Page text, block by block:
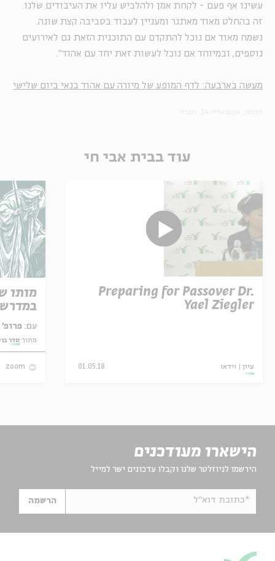
עשינו אף פעם - לקחת אמן ולהלביש עליו את העיבודים שלנו.
זה בהחלט מאוד מאתגר ומעניין לעבוד בסביבה קצת שונה.
נשמח מאוד אם נוכל להתקדם עם התוכנית הזאת גם לאירועים
נוספים, ובמיוחד אם נוכל לעשות זאת יחד עם אהוד".
מעשה בארבעה: לדף המופע של מיורה עם אהוד בנאי ביום שלישי
עוד בבית אבי חי
Preparing for Passover Dr.
Yael Ziegler
עיון וידאו 01.05.18
מותו
עם: פרופ' אביגדור שנאן
מתוך:סדר
zoom
הישארו מעודכנים
הירשמו לניוזלטר שלנו וקבלו עדכונים ישר למייל
*כתובת דוא"ל הרשמה